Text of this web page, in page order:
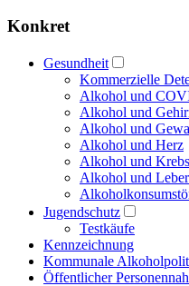
Konkret
Gesundheit
Kommerzielle
Alkohol und
Alkohol und
Alkohol und
Alkohol und Herz
Alkohol und Krebs
Alkohol und Leber
Jugendschutz
Testkäufe
Kennzeichnung
Kommunale
Öffentlicher